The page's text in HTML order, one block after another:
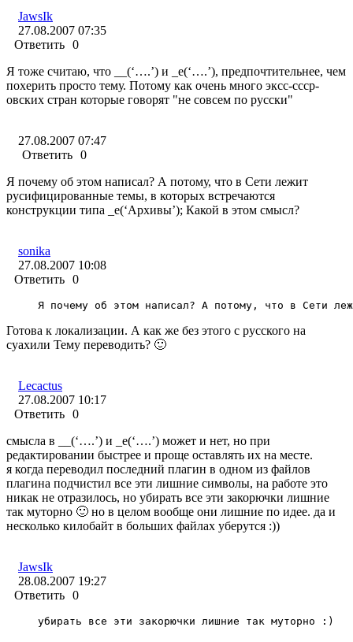
JawsIk
27.08.2007 07:35
Ответить 0
Я тоже считаю, что __(‘….’) и _e(‘….’), предпочтительнее, чем
похерить просто тему. Потому как очень много эксс-ссср-
овских стран которые говорят "не совсем по русски"
27.08.2007 07:47
Ответить 0
Я почему об этом написал? А потому, что в Сети лежит
русифицированные темы, в которых встречаются
конструкции типа _e(‘Архивы’); Какой в этом смысл?
sonika
27.08.2007 10:08
Ответить 0
Я почему об этом написал? А потому, что в Сети
Готова к локализации. А как же без этого с русского на
суахили Тему переводить? 🙂
Lecactus
27.08.2007 10:17
Ответить 0
смысла в __(‘….’) и _e(‘….’) может и нет, но при
редактировании быстрее и проще оставлять их на месте.
я когда переводил последний плагин в одном из файлов
плагина подчистил все эти лишние символы, на работе это
никак не отразилось, но убирать все эти закорючки лишние
так муторно 🙂 но в целом вообще они лишние по идее. да и
несколько килобайт в больших файлах уберутся :))
JawsIk
28.08.2007 19:27
Ответить 0
убирать все эти закорючки лишние так муторно :)